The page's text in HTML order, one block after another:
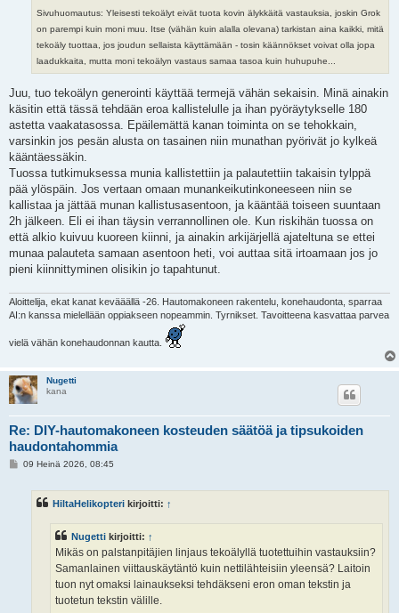
Sivuhuomautus: Yleisesti tekoälyt eivät tuota kovin älykkäitä vastauksia, joskin Grok
on parempi kuin moni muu. Itse (vähän kuin alalla olevana) tarkistan aina kaikki, mitä
tekoäly tuottaa, jos joudun sellaista käyttämään - tosin käännökset voivat olla jopa
laadukkaita, mutta moni tekoälyn vastaus samaa tasoa kuin huhupuhe...
Juu, tuo tekoälyn generointi käyttää termejä vähän sekaisin. Minä ainakin
käsitin että tässä tehdään eroa kallistelulle ja ihan pyöräytykselle 180
astetta vaakatasossa. Epäilemättä kanan toiminta on se tehokkain,
varsinkin jos pesän alusta on tasainen niin munathan pyörivät jo kylkeä
kääntäessäkin.
Tuossa tutkimuksessa munia kallistettiin ja palautettiin takaisin tylppä
pää ylöspäin. Jos vertaan omaan munankeikutinkoneeseen niin se
kallistaa ja jättää munan kallistusasentoon, ja kääntää toiseen suuntaan
2h jälkeen. Eli ei ihan täysin verrannollinen ole. Kun riskihän tuossa on
että alkio kuivuu kuoreen kiinni, ja ainakin arkijärjellä ajateltuna se ettei
munaa palauteta samaan asentoon heti, voi auttaa sitä irtoamaan jos jo
pieni kiinnittyminen olisikin jo tapahtunut.
Aloittelija, ekat kanat kevääällä -26. Hautomakoneen rakentelu, konehaudonta, sparraa
AI:n kanssa mielellään oppiakseen nopeammin. Tyrnikset. Tavoitteena kasvattaa parvea
vielä vähän konehaudonnan kautta.
Nugetti
kana
Re: DIY-hautomakoneen kosteuden säätöä ja tipsukoiden
haudontahommia
V09 Heinä 2026, 08:45
HiltaHelikopteri kirjoitti: ↑
Nugetti kirjoitti: ↑
Mikäs on palstanpitäjien linjaus tekoälyllä tuotettuihin vastauksiin?
Samanlainen viittauskäytäntö kuin nettilähteisiin yleensä? Laitoin
tuon nyt omaksi lainaukseksi tehdäkseni eron oman tekstin ja
tuotetun tekstin välille.